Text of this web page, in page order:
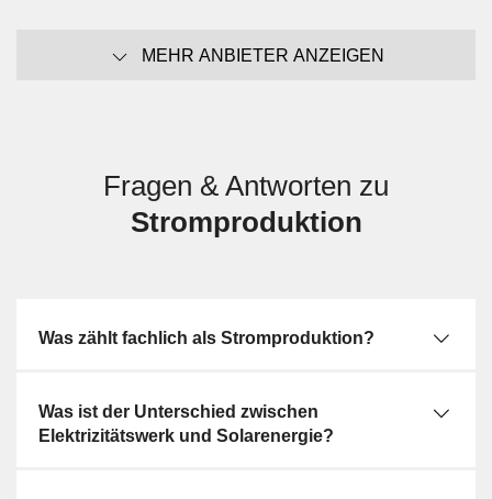
MEHR ANBIETER ANZEIGEN
Fragen & Antworten zu
Stromproduktion
Was zählt fachlich als Stromproduktion?
Was ist der Unterschied zwischen
Elektrizitätswerk und Solarenergie?